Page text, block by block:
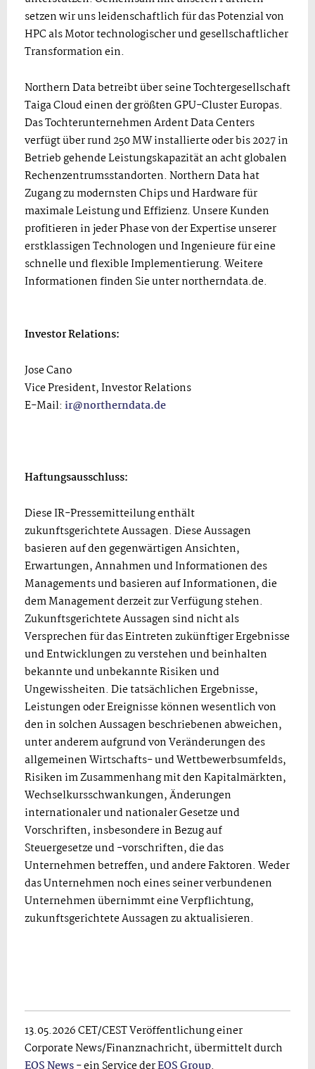
setzen wir uns leidenschaftlich für das Potenzial von
HPC als Motor technologischer und gesellschaftlicher
Transformation ein.
Northern Data betreibt über seine Tochtergesellschaft
Taiga Cloud einen der größten GPU-Cluster Europas.
Das Tochterunternehmen Ardent Data Centers
verfügt über rund 250 MW installierte oder bis 2027 in
Betrieb gehende Leistungskapazität an acht globalen
Rechenzentrumsstandorten. Northern Data hat
Zugang zu modernsten Chips und Hardware für
maximale Leistung und Effizienz. Unsere Kunden
profitieren in jeder Phase von der Expertise unserer
erstklassigen Technologen und Ingenieure für eine
schnelle und flexible Implementierung. Weitere
Informationen finden Sie unter northerndata.de.
Investor Relations:
Jose Cano
Vice President, Investor Relations
E-Mail: ir@northerndata.de
Haftungsausschluss:
Diese IR-Pressemitteilung enthält
zukunftsgerichtete Aussagen. Diese Aussagen
basieren auf den gegenwärtigen Ansichten,
Erwartungen, Annahmen und Informationen des
Managements und basieren auf Informationen, die
dem Management derzeit zur Verfügung stehen.
Zukunftsgerichtete Aussagen sind nicht als
Versprechen für das Eintreten zukünftiger Ergebnisse
und Entwicklungen zu verstehen und beinhalten
bekannte und unbekannte Risiken und
Ungewissheiten. Die tatsächlichen Ergebnisse,
Leistungen oder Ereignisse können wesentlich von
den in solchen Aussagen beschriebenen abweichen,
unter anderem aufgrund von Veränderungen des
allgemeinen Wirtschafts- und Wettbewerbsumfelds,
Risiken im Zusammenhang mit den Kapitalmärkten,
Wechselkursschwankungen, Änderungen
internationaler und nationaler Gesetze und
Vorschriften, insbesondere in Bezug auf
Steuergesetze und -vorschriften, die das
Unternehmen betreffen, und andere Faktoren. Weder
das Unternehmen noch eines seiner verbundenen
Unternehmen übernimmt eine Verpflichtung,
zukunftsgerichtete Aussagen zu aktualisieren.
13.05.2026 CET/CEST Veröffentlichung einer
Corporate News/Finanznachricht, übermittelt durch